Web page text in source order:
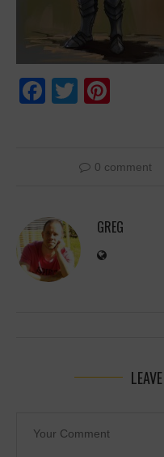
Facebook
Twitter
0 comment
GREG